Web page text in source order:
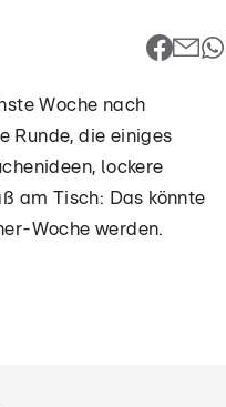
Woche nach
Runde, die einiges
lockere
am Tisch: Das könnte
Woche werden.
Woche nach